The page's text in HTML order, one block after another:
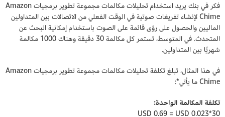
فكر في بنك يريد استخدام تحليلات مكالمات مجموعة تطوير برمجيات Amazon
Chime لإنشاء تفريغات صوتية في الوقت الفعلي من الاتصالات بين المتداولين
الماليين والحصول على رؤى قائمة على الصوت باستخدام إمكانية البحث عن
المتحدث. في المتوسط، تستمر كل مكالمة 30 دقيقة وهناك 1000 مكالمة
شهريًا بين المتداولين.
في هذا المثال، تبلغ تكلفة تحليلات مكالمات مجموعة تطوير برمجيات Amazon
Chime ما يأتي*:
تكلفة المكالمة الواحدة:
30*0.023 USD ‏= 0.69 USD